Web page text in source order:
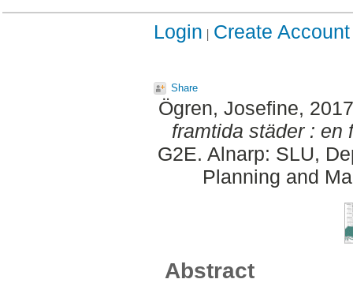
Login Create Account
Share
Ögren, Josefine,
framtida städer : en
G2E. Alnarp: SLU,
Planning and
Abstract